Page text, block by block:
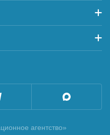
агентство»